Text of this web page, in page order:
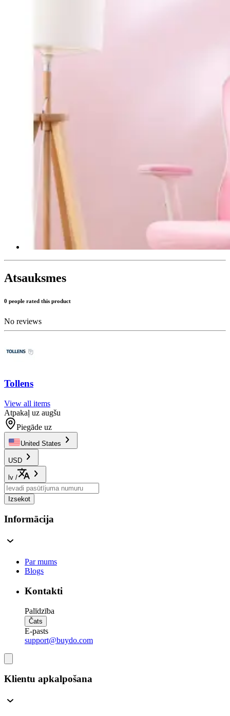
Atsauksmes
0 people rated this product
No reviews
Tollens
View all items
Atpakaļ uz augšu
Piegāde uz
United States
USD
lv /
Izsekot
Informācija
Par mums
Blogs
Kontakti
Palīdzība
Čats
E-pasts
support@buydo.com
Klientu apkalpošana